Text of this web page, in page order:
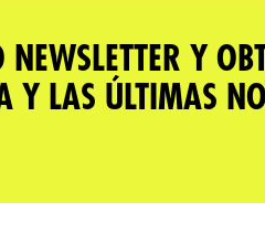
NEWSLETTER Y
Y LAS ÚLTIMAS